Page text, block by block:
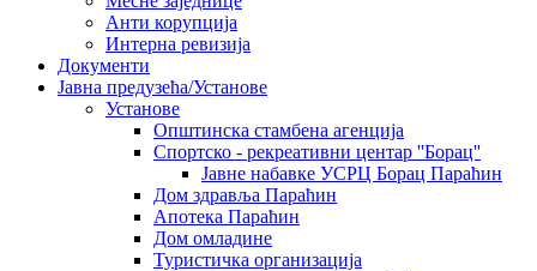
Анти корупција
Интерна ревизија
Документи
Јавна предузећа/Установе
Установе
Општинскa стамбенa агенцијa
Спортско - рекреативни центар ''Борац''
Јавне набавке УСРЦ Борац Параћин
Дом здравља Параћин
Апотека Параћин
Дом омладине
Туристичка организација